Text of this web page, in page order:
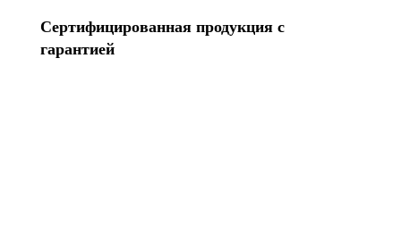
Сертифицированная продукция с
гарантией